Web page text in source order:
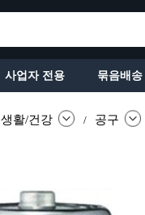
사업자 전용 묶음배송
생활/건강 / 공구